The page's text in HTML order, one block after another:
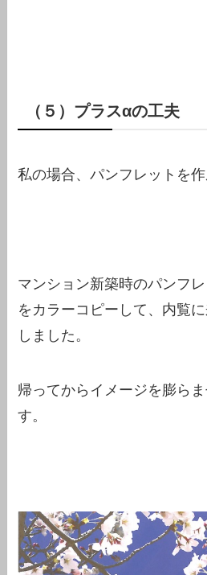
（５）プラスαの工夫
私の場合、パンフレットを作
マンション新築時のパンフ
をカラーコピーして、内覧
しました。
帰ってからイメージを膨ら
す。